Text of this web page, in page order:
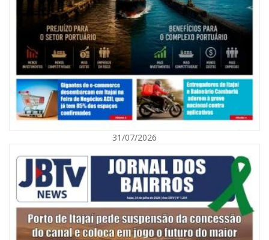
07/08/2026 | 07:00
Nem toda violência deixa marcas: conheça os sinais de alerta da
BALNEÁRIO CAMBORIÚ
31/07/2026